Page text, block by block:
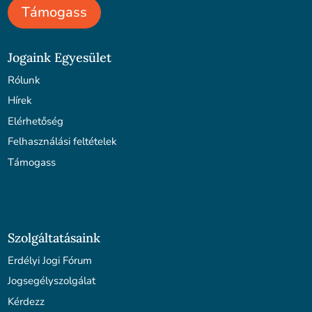
Támogass
Jogaink Egyesület
Rólunk
Hírek
Elérhetőség
Felhasználási feltételek
Támogass
Szolgáltatásaink
Erdélyi Jogi Fórum
Jogsegélyszolgálat
Kérdezz